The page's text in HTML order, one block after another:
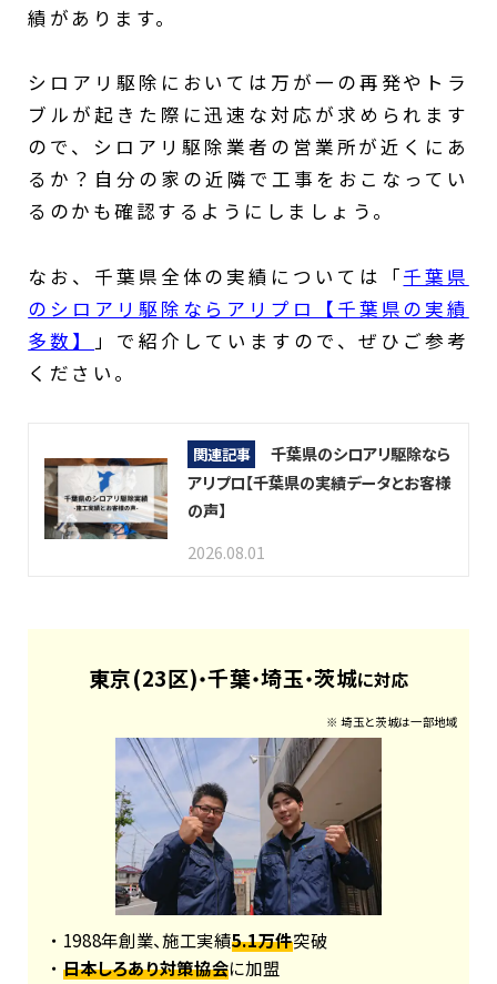
績があります。
シロアリ駆除においては万が一の再発やトラ
ブルが起きた際に迅速な対応が求められます
ので、シロアリ駆除業者の営業所が近くにあ
るか？自分の家の近隣で工事をおこなってい
るのかも確認するようにしましょう。
なお、千葉県全体の実績については「千葉県
のシロアリ駆除ならアリプロ【千葉県の実績
多数】 」で紹介していますので、ぜひご参考
ください。
関連記事
千葉県のシロアリ駆除なら
アリプロ【千葉県の実績データとお客様
の声】
2026.08.01
東京(23区)・千葉・埼玉・茨城に対応
※ 埼玉と茨城は一部地域
・ 1988年創業、施工実績5.1万件突破
・ 日本しろあり対策協会に加盟